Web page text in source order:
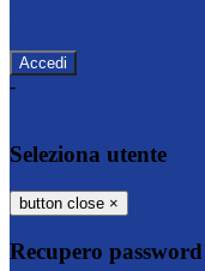
-
Seleziona utente
button close ×
Recupero password